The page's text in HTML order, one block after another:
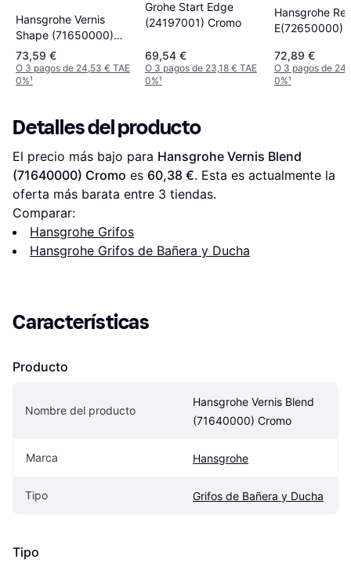
Hansgrohe Vernis
Shape (71650000)
Cromo
73,59 €
O 3 pagos de 24,53 € TAE
0%¹
Grohe Start Edge
(24197001) Cromo
69,54 €
O 3 pagos de 23,18 € TAE
0%¹
Hansgrohe
E(72650000)
72,89 €
O 3 pagos de
0%¹
Detalles del producto
El precio más bajo para Hansgrohe Vernis Blend
(71640000) Cromo es 60,38 €. Esta es actualmente la
oferta más barata entre 3 tiendas.
Comparar:
Hansgrohe Grifos
Hansgrohe Grifos de Bañera y Ducha
Características
Producto
Nombre del producto
Hansgrohe Vernis Blend
(71640000) Cromo
Marca Hansgrohe
Tipo Grifos de Bañera y Ducha
Tipo